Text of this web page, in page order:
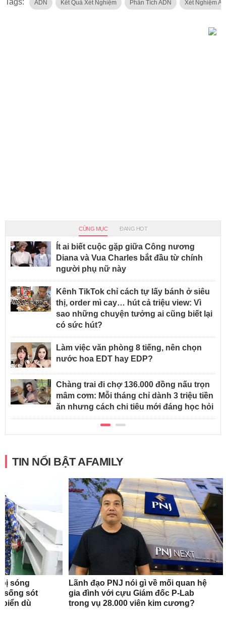
ADN Kết Quả Xét Nghiệm Phân Tích ADN Xét Nghiệm
CÙNG MỤC ĐANG HOT
Ít ai biết cuộc gặp giữa Công nương
Diana và Vua Charles bắt đầu từ chính
người phụ nữ này
Kênh TikTok chỉ cách tự lấy bánh ở siêu
thị, order mì cay… hút cả triệu view: Vì
sao những chuyện tưởng ai cũng biết lại
có sức hút?
Làm việc văn phòng 8 tiếng, nên chọn
nước hoa EDT hay EDP?
Chàng trai đi chợ 136.000 đồng nấu trọn
mâm cơm: Mỗi tháng chỉ dành 3 triệu tiền
ăn nhưng cách chi tiêu mới đáng học hỏi
TIN NỔI BẬT AFAMILY
sóng
sống sót
biển dù
Lãnh đạo PNJ nói gì về mối quan hệ
gia đình với cựu Giám đốc P-Lab
trong vụ 28.000 viên kim cương?